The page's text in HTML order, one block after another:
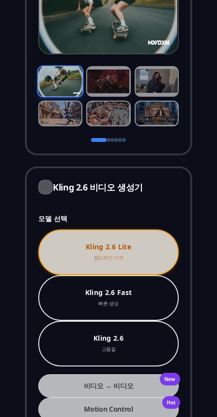
Kling 2.6 비디오 생성기
모델 선택
Kling 2.6 Lite
합리적인 가격
Kling 2.6 Fast
빠른 생성
Kling 2.6
고품질
비디오 → 비디오
New
Motion Control
Hot